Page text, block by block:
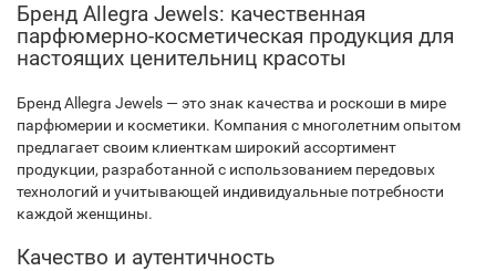
Бренд Allegra Jewels: качественная
парфюмерно-косметическая продукция для
настоящих ценительниц красоты
Бренд Allegra Jewels — это знак качества и роскоши в мире
парфюмерии и косметики. Компания с многолетним опытом
предлагает своим клиенткам широкий ассортимент
продукции, разработанной с использованием передовых
технологий и учитывающей индивидуальные потребности
каждой женщины.
Качество и аутентичность